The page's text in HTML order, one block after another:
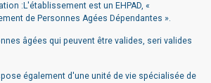
:L'établissement est un EHPAD, «
de Personnes Agées Dépendantes ».
âgées qui peuvent être valides, seri valides
également d'une unité de vie spécialisée de